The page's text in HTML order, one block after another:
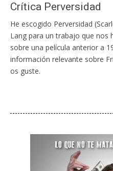
Crítica Perversidad
He escogido Perversidad
Lang para un trabajo que nos
sobre una película anterior a
información relevante sobre
os guste.